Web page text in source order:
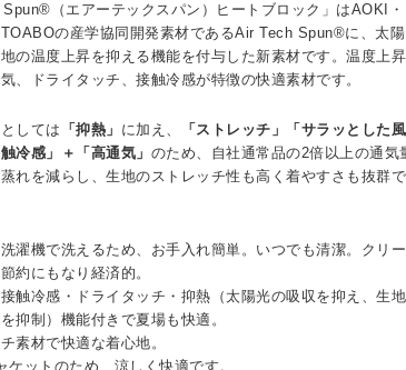
Spun®（エアーテックスパン）ヒートブロック」はAOKI・
の産学協同開発素材であるAir Tech Spun®に、太陽
の温度上昇を抑える機能を付与した新素材です。温度上昇
、ドライタッチ、接触冷感が特徴の快適素材です。
しては 「抑熱」 に加え、
「ストレッチ」「サラッとした風
冷感」＋「高通気」 のため、自社通常品の2倍以上の通気
れを減らし、生地のストレッチ性も高く着やすさも抜群で
洗濯機で洗えるため、お手入れ簡単。いつでも清潔。クリー
約にもなり経済的。
接触冷感・ドライタッチ・抑熱（太陽光の吸収を抑え、生地
抑制）機能付きで夏場も快適。
素材で快適な着心地。
ケットのため、涼しく快適です。